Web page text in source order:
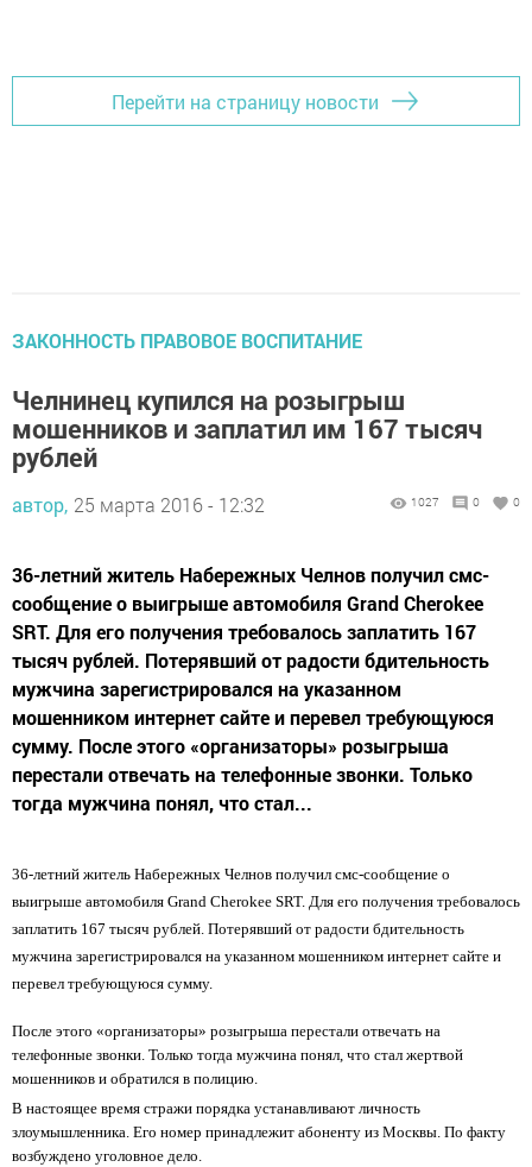
Перейти на страницу новости
ЗАКОННОСТЬ ПРАВОВОЕ ВОСПИТАНИЕ
Челнинец купился на розыгрыш
мошенников и заплатил им 167 тысяч
рублей
автор, 25 марта 2016 - 12:32 1027 0 0
36-летний житель Набережных Челнов получил смс-
сообщение о выигрыше автомобиля Grand Cherokee
SRT. Для его получения требовалось заплатить 167
тысяч рублей. Потерявший от радости бдительность
мужчина зарегистрировался на указанном
мошенником интернет сайте и перевел требующуюся
сумму. После этого «организаторы» розыгрыша
перестали отвечать на телефонные звонки. Только
тогда мужчина понял, что стал...
36-летний житель Набережных Челнов получил смс-сообщение о
выигрыше автомобиля Grand Cherokee SRT. Для его получения требовалось
заплатить 167 тысяч рублей. Потерявший от радости бдительность
мужчина зарегистрировался на указанном мошенником интернет сайте и
перевел требующуюся сумму.
После этого «организаторы» розыгрыша перестали отвечать на
телефонные звонки. Только тогда мужчина понял, что стал жертвой
мошенников и обратился в полицию.
В настоящее время стражи порядка устанавливают личность
злоумышленника. Его номер принадлежит абоненту из Москвы. По факту
возбуждено уголовное дело.